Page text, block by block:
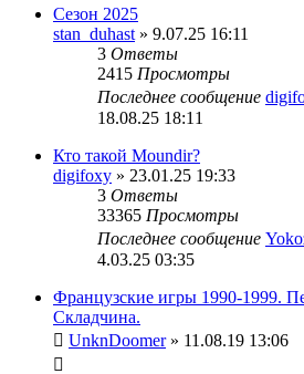
Сезон 2025
stan_duhast » 9.07.25 16:11
3 Ответы
2415 Просмотры
Последнее сообщение
18.08.25 18:11
Кто такой Moundir?
digifoxy » 23.01.25 19:33
3 Ответы
33365 Просмотры
Последнее сообщение
4.03.25 03:35
Французские игры 1990-1999.
Складчина.
UnknDoomer» 11.08.19 13:06